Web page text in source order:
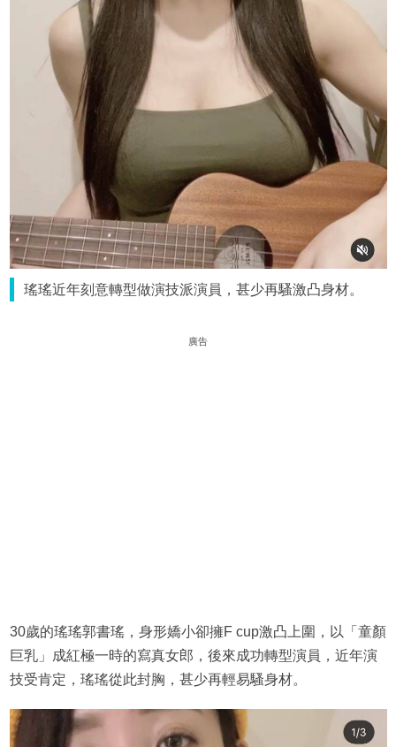
瑤瑤近年刻意轉型做演技派演員，甚少再騷激凸身材。
廣告
30歲的瑤瑤郭書瑤，身形嬌小卻擁F cup激凸上圍，以「童顏
巨乳」成紅極一時的寫真女郎，後來成功轉型演員，近年演
技受肯定，瑤瑤從此封胸，甚少再輕易騷身材。